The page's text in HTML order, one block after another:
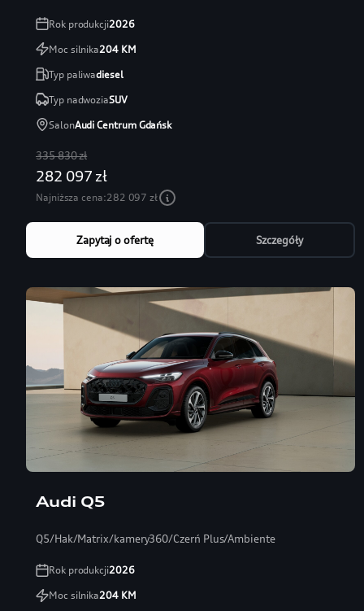
Rok produkcji2026
Moc silnika204KM
Typ paliwadiesel
Typ nadwoziaSUV
SalonAudi Centrum Gdańsk
335 830 zł
282 097 zł
Najniższa cena:282 097 zł
Zapytaj o ofertę Szczegóły
Audi Q5
Q5/Hak/Matrix/kamery360/Czerń Plus/Ambiente
Rok produkcji2026
Moc silnika204KM